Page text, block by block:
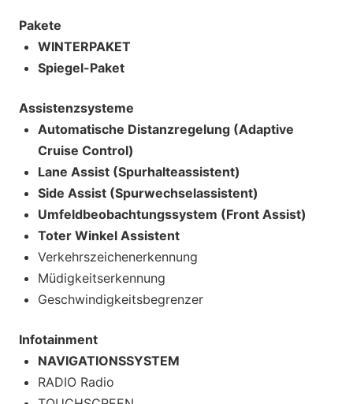
Pakete
WINTERPAKET
Spiegel-Paket
Assistenzsysteme
Automatische Distanzregelung (Adaptive
Cruise Control)
Lane Assist (Spurhalteassistent)
Side Assist (Spurwechselassistent)
Umfeldbeobachtungssystem (Front Assist)
Toter Winkel Assistent
Verkehrszeichenerkennung
Müdigkeitserkennung
Geschwindigkeitsbegrenzer
Infotainment
NAVIGATIONSSYSTEM
RADIO Radio